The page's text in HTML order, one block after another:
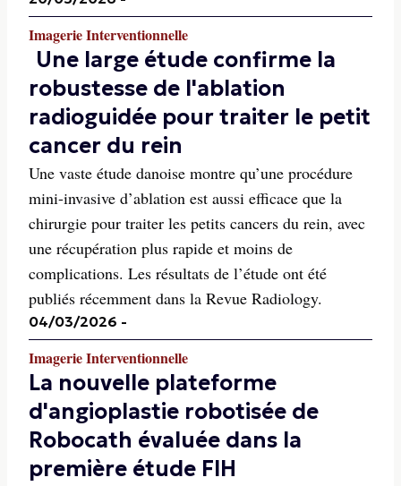
Imagerie Interventionnelle
Une large étude confirme la
robustesse de l'ablation
radioguidée pour traiter le petit
cancer du rein
Une vaste étude danoise montre qu’une procédure
mini-invasive d’ablation est aussi efficace que la
chirurgie pour traiter les petits cancers du rein, avec
une récupération plus rapide et moins de
complications. Les résultats de l’étude ont été
publiés récemment dans la Revue Radiology.
04/03/2026 -
Imagerie Interventionnelle
La nouvelle plateforme
d'angioplastie robotisée de
Robocath évaluée dans la
première étude FIH